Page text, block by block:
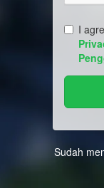
I
Sudah